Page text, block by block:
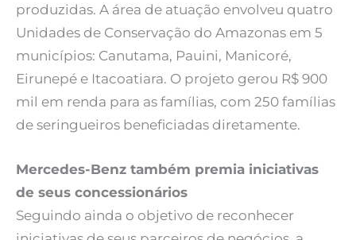
produzidas. A área de atuação envolveu quatro
Unidades de Conservação do Amazonas em 5
municípios: Canutama, Pauini, Manicoré,
Eirunepé e Itacoatiara. O projeto gerou R$ 900
mil em renda para as famílias, com 250 famílias
de seringueiros beneficiadas diretamente.
Mercedes-Benz também premia iniciativas
de seus concessionários
Seguindo ainda o objetivo de reconhecer